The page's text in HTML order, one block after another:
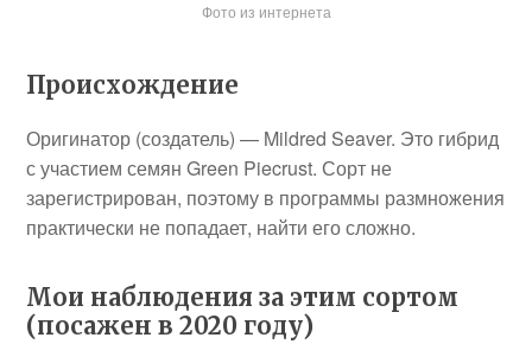
Фото из интернета
Происхождение
Оригинатор (создатель) — Mildred Seaver. Это гибрид
с участием семян Green Piecrust. Сорт не
зарегистрирован, поэтому в программы размножения
практически не попадает, найти его сложно.
Мои наблюдения за этим сортом
(посажен в 2020 году)